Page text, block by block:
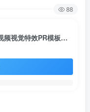
88
PR模板-61种唯美梦幻棱镜折射光学视频视觉特效PR模板素材